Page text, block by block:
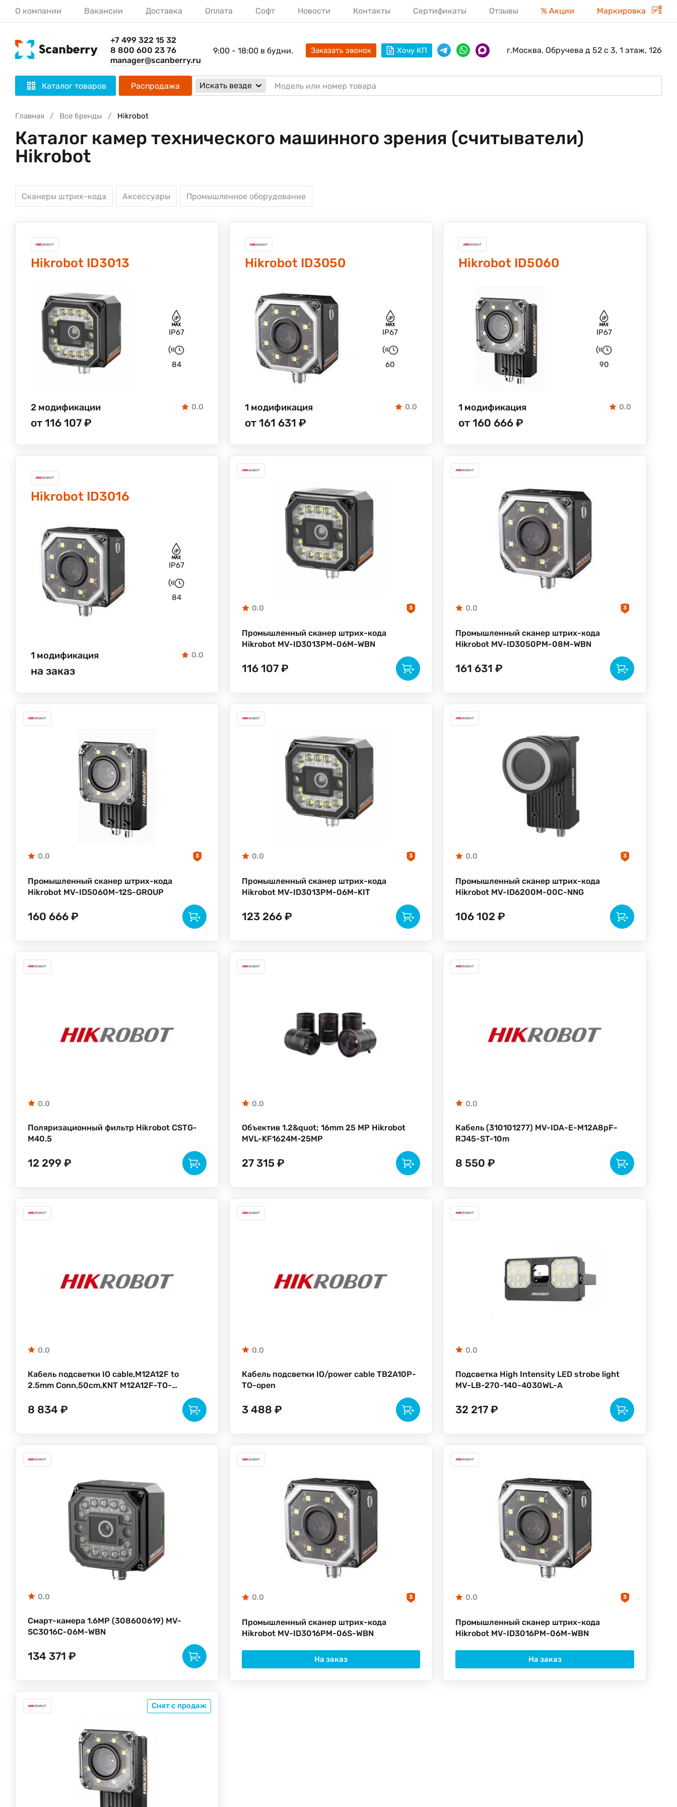
О компании Вакансии Доставка Оплата Софт Новости Контакты Сертификаты Отзывы % Акции Маркировка
+7 499 322 15 32
8 800 600 23 76
manager@scanberry.ru
9:00 - 18:00 в будни. Заказать звонок Хочу КП г.Москва, Обручева д 52 с 3, 1 этаж, 126
Каталог товаров Распродажа Искать везде
Главная Все бренды Hikrobot
Каталог камер технического машинного зрения (считыватели)
Hikrobot
Сканеры штрих-кода Аксессуары Промышленное оборудование
Hikrobot ID3013
IP67
84
2 модификации 0.0
от 116 107 ₽
Hikrobot ID3050
IP67
60
1 модификация 0.0
от 161 631 ₽
Hikrobot ID5060
IP67
90
1 модификация 0.0
от 160 666 ₽
Hikrobot ID3016
IP67
84
1 модификация 0.0
на заказ
0.0 3
Промышленный сканер штрих-кода
Hikrobot MV-ID3013PM-06M-WBN
116 107 ₽
0.0 3
Промышленный сканер штрих-кода
Hikrobot MV-ID3050PM-08M-WBN
161 631 ₽
0.0 3
Промышленный сканер штрих-кода
Hikrobot MV-ID5060M-12S-GROUP
160 666 ₽
0.0 3
Промышленный сканер штрих-кода
Hikrobot MV-ID3013PM-06M-KIT
123 266 ₽
0.0 3
Промышленный сканер штрих-кода
Hikrobot MV-ID6200M-00C-NNG
106 102 ₽
0.0
Поляризационный фильтр Hikrobot CSTG-
M40.5
12 299 ₽
0.0
Объектив 1.2&quot; 16mm 25 MP Hikrobot
MVL-KF1624M-25MP
27 315 ₽
0.0
Кабель (310101277) MV-IDA-E-M12A8pF-
RJ45-ST-10m
8 550 ₽
0.0
Кабель подсветки IO cable,M12A12F to
2.5mm Conn,50cm,KNT M12A12F-TO-
8 834 ₽
0.0
Кабель подсветки IO/power cable TB2A10P-
TO-open
3 488 ₽
0.0
Подсветка High Intensity LED strobe light
MV-LB-270-140-4030WL-A
32 217 ₽
0.0
Смарт-камера 1.6MP (308600619) MV-
SC3016C-06M-WBN
134 371 ₽
0.0 3
Промышленный сканер штрих-кода
Hikrobot MV-ID3016PM-06S-WBN
На заказ
0.0 3
Промышленный сканер штрих-кода
Hikrobot MV-ID3016PM-06M-WBN
На заказ
Снят с продаж